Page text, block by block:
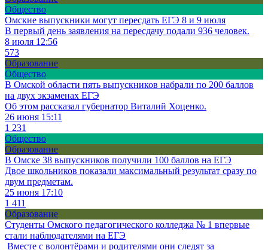
Общество
Омские выпускники могут пересдать ЕГЭ 8 и 9 июля
В первый день заявления на пересдачу подали 936 человек.
8 июля 12:56
573
Образование
Общество
В Омской области пять выпускников набрали по 200 баллов
на двух экзаменах ЕГЭ
Об этом рассказал губернатор Виталий Хоценко.
26 июня 15:11
1 231
Общество
Образование
В Омске 38 выпускников получили 100 баллов на ЕГЭ
Двое школьников показали максимальный результат сразу по
двум предметам.
25 июня 17:10
1 411
Образование
Студенты Омского педагогического колледжа № 1 впервые
стали наблюдателями на ЕГЭ
Вместе с волонтёрами и родителями они следят за